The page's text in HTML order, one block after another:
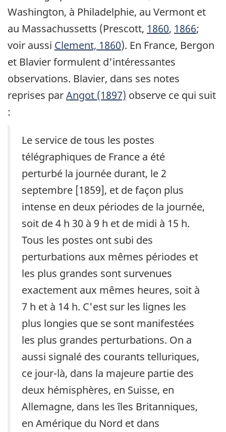
Washington, à Philadelphie, au Vermont et
au Massachussetts (Prescott, 1860, 1866;
voir aussi Clement, 1860). En France, Bergon
et Blavier formulent d'intéressantes
observations. Blavier, dans ses notes
reprises parAngot (1897) observe ce qui suit
:
Le service de tous les postes
télégraphiques de France a été
perturbé la journée durant, le 2
septembre [1859], et de façon plus
intense en deux périodes de la journée,
soit de 4 h 30 à 9 h et de midi à 15 h.
Tous les postes ont subi des
perturbations aux mêmes périodes et
les plus grandes sont survenues
exactement aux mêmes heures, soit à
7 h et à 14 h. C'est sur les lignes les
plus longies que se sont manifestées
les plus grandes perturbations. On a
aussi signalé des courants telluriques,
ce jour-là, dans la majeure partie des
deux hémisphères, en Suisse, en
Allemagne, dans les îles Britanniques,
en Amérique du Nord et dans